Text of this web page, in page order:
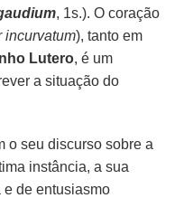
, 1s.). O coração
incurvatum), tanto em
Lutero, é um
a situação do
o seu discurso sobre a
instância, a sua
de entusiasmo